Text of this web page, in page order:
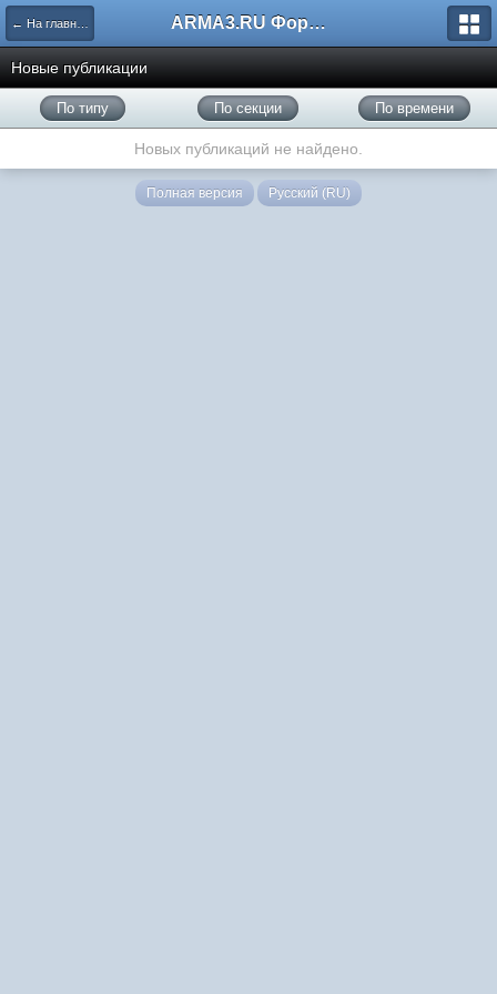
← На главную ARMA3.RU Форум
Новые публикации
По типу По секции По времени
Новых публикаций не найдено.
Полная версия Русский (RU)